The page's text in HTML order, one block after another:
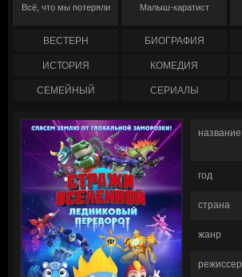
Всё, что мы потеряли Малыш-каратист
ВЕСТЕРН БИОГРАФИЯ
ИСТОРИЯ КОМЕДИЯ
СЕМЕЙНЫЙ СЕРИАЛЫ
название
год
страна
жанр
режиссер